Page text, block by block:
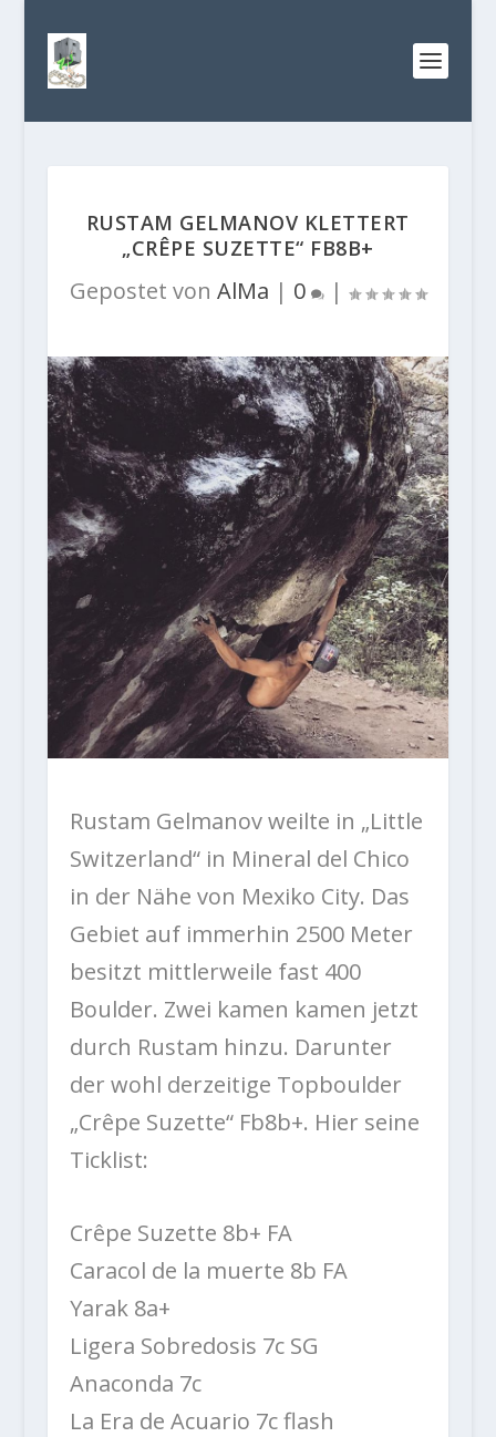
RUSTAM GELMANOV KLETTERT
„CRÊPE SUZETTE“ FB8B+
Gepostet von AlMa | 0 |
Rustam Gelmanov weilte in „Little
Switzerland“ in Mineral del Chico
in der Nähe von Mexiko City. Das
Gebiet auf immerhin 2500 Meter
besitzt mittlerweile fast 400
Boulder. Zwei kamen kamen jetzt
durch Rustam hinzu. Darunter
der wohl derzeitige Topboulder
„Crêpe Suzette“ Fb8b+. Hier seine
Ticklist:
Crêpe Suzette 8b+ FA
Caracol de la muerte 8b FA
Yarak 8a+
Ligera Sobredosis 7c SG
Anaconda 7c
La Era de Acuario 7c flash